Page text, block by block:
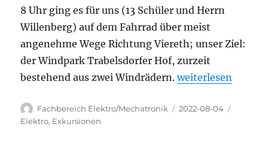
8 Uhr ging es für uns (13 Schüler und Herrn
Willenberg) auf dem Fahrrad über meist
angenehme Wege Richtung Viereth; unser Ziel:
der Windpark Trabelsdorfer Hof, zurzeit
bestehend aus zwei Windrädern.„Ein
weiterlesen
Autor
Fachbereich Elektro/Mechatronik
Veröffentlicht
2022-08-04
Elektro, Exkursionen